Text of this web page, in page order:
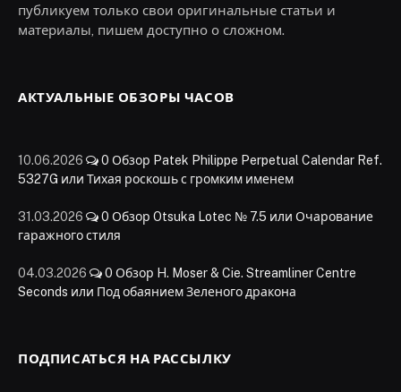
публикуем только свои оригинальные статьи и
материалы, пишем доступно о сложном.
АКТУАЛЬНЫЕ ОБЗОРЫ ЧАСОВ
10.06.2026 0 Обзор Patek Philippe Perpetual Calendar Ref.
5327G или Тихая роскошь с громким именем
31.03.2026 0 Обзор Otsuka Lotec № 7.5 или Очарование
гаражного стиля
04.03.2026 0 Обзор H. Moser & Cie. Streamliner Centre
Seconds или Под обаянием Зеленого дракона
ПОДПИСАТЬСЯ НА РАССЫЛКУ